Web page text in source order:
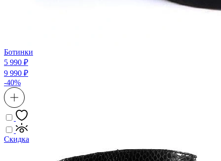
Ботинки
5 990 ₽
9 990 ₽
-40%
Скидка